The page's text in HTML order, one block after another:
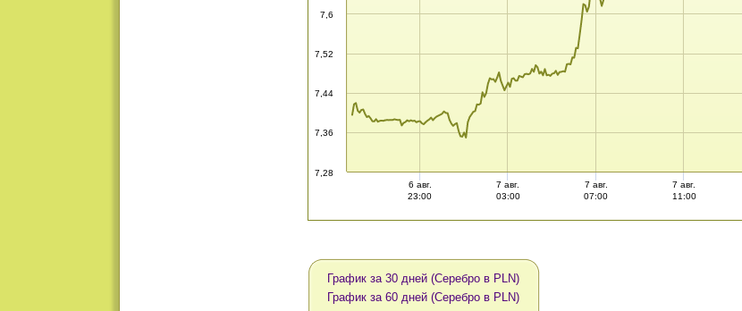
7,28
7,36
7,44
7,52
7,6
6 авг.
23:00
7 авг.
03:00
7 авг.
07:00
7 авг.
11:00
График за 30 дней (Серебро в PLN)
График за 60 дней (Серебро в PLN)